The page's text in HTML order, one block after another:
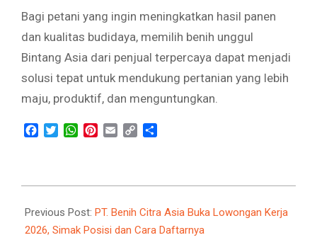
Bagi petani yang ingin meningkatkan hasil panen
dan kualitas budidaya, memilih benih unggul
Bintang Asia dari penjual terpercaya dapat menjadi
solusi tepat untuk mendukung pertanian yang lebih
maju, produktif, dan menguntungkan.
Facebook
TwitterWhatsApp
Pinterest
Email Copy
05-
19
Previous Post: PT. Benih Citra Asia Buka Lowongan Kerja
2026, Simak Posisi dan Cara Daftarnya